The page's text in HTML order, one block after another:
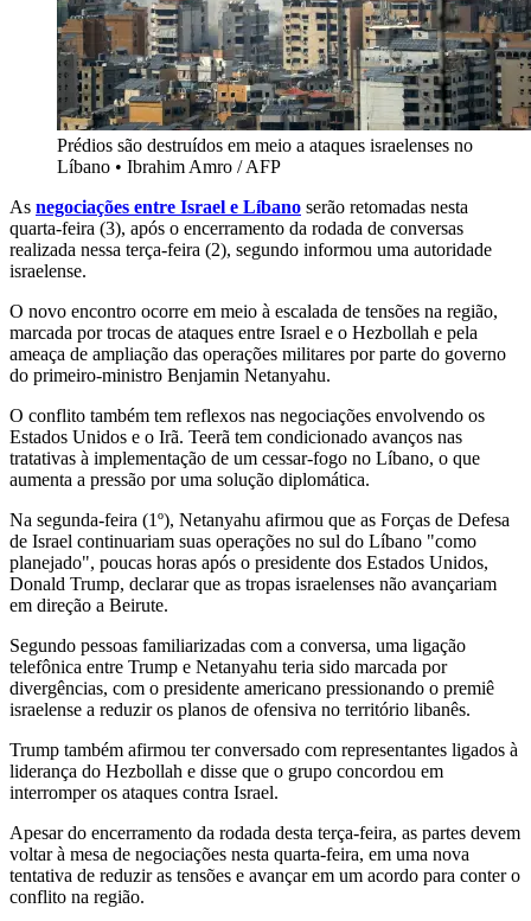
Prédios são destruídos em meio a ataques israelenses no
Líbano • Ibrahim Amro / AFP
As negociações entre Israel e Líbano serão retomadas nesta
quarta-feira (3), após o encerramento da rodada de conversas
realizada nessa terça-feira (2), segundo informou uma autoridade
israelense.
O novo encontro ocorre em meio à escalada de tensões na região,
marcada por trocas de ataques entre Israel e o Hezbollah e pela
ameaça de ampliação das operações militares por parte do governo
do primeiro-ministro Benjamin Netanyahu.
O conflito também tem reflexos nas negociações envolvendo os
Estados Unidos e o Irã. Teerã tem condicionado avanços nas
tratativas à implementação de um cessar-fogo no Líbano, o que
aumenta a pressão por uma solução diplomática.
Na segunda-feira (1º), Netanyahu afirmou que as Forças de Defesa
de Israel continuariam suas operações no sul do Líbano "como
planejado", poucas horas após o presidente dos Estados Unidos,
Donald Trump, declarar que as tropas israelenses não avançariam
em direção a Beirute.
Segundo pessoas familiarizadas com a conversa, uma ligação
telefônica entre Trump e Netanyahu teria sido marcada por
divergências, com o presidente americano pressionando o premiê
israelense a reduzir os planos de ofensiva no território libanês.
Trump também afirmou ter conversado com representantes ligados à
liderança do Hezbollah e disse que o grupo concordou em
interromper os ataques contra Israel.
Apesar do encerramento da rodada desta terça-feira, as partes devem
voltar à mesa de negociações nesta quarta-feira, em uma nova
tentativa de reduzir as tensões e avançar em um acordo para conter o
conflito na região.